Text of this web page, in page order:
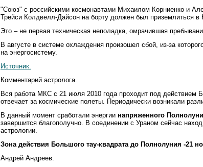
"Союз" с российскими космонавтами Михаилом Корниенко и
Трейси Колдвелл-Дайсон на борту должен был приземлиться в
Это – не первая техническая неполадка, омрачившая
В августе в системе охлаждения произошел сбой, из-за
на энергосистему.
Источник.
Комментарий астролога.
Вся работа МКС с 21 июля 2010 года проходит под действием
отвечает за космические полеты. Периодически возникали
В данный момент сработали энергии напряженного
завершится благополучно. В соединении с Ураном сейчас
астрологии.
Зона действия Большого тау-квадрата до Полнолуния -21
Андрей Андреев.